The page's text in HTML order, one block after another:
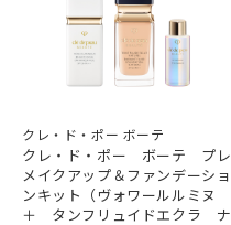
クレ・ド・ポー ボーテ
クレ・ド・ポー ボーテ プレ
メイクアップ＆ファンデーショ
ンキット（ヴォワールルミヌ
＋ タンフリュイドエクラ ナ